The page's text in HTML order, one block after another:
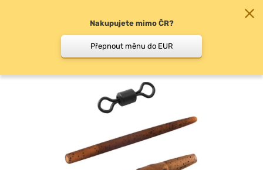
Závěsky, převleky
Nakupujete mimo ČR?
Přepnout měnu do EUR